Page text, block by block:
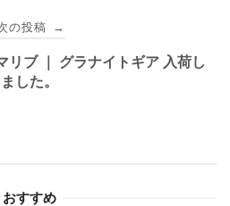
の投稿 →
リブ ｜ グラナイトギア 入荷し
ました。
おすすめ